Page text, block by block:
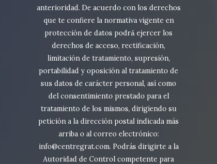
anterioridad. De acuerdo con los derechos
que te confiere la normativa vigente en
protección de datos podrá́ ejercer los
derechos de acceso, rectificación,
limitación de tratamiento, supresión,
portabilidad y oposición al tratamiento de
sus datos de carácter personal, así como
del consentimiento prestado para el
tratamiento de los mismos, dirigiendo su
petición a la dirección postal indicada más
arriba o al correo electrónico:
info@centregrat.com. Podrás dirigirte a la
Autoridad de Control competente para